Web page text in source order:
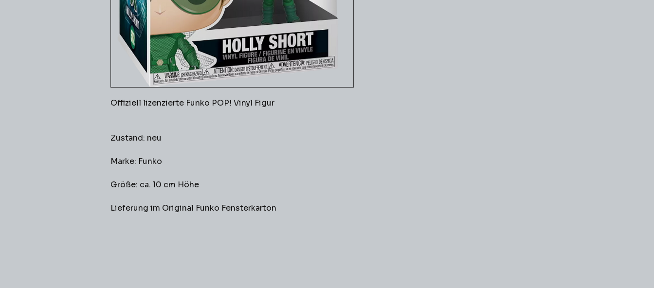
Offiziell lizenzierte Funko POP! Vinyl Figur
Zustand: neu
Marke: Funko
Größe: ca. 10 cm Höhe
Lieferung im Original Funko Fensterkarton